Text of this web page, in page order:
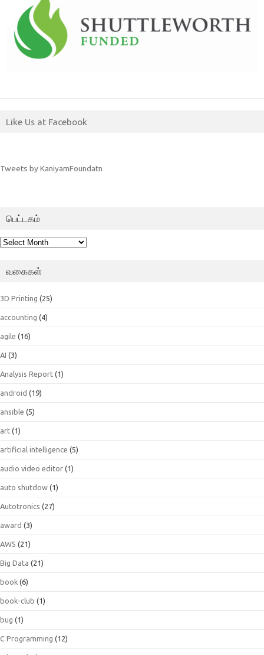
Like Us at Facebook
Tweets by KaniyamFoundatn
பெட்டகம்
பெட்டகம்
வகைகள்
3D Printing (25)
accounting (4)
agile (16)
AI (3)
Analysis Report (1)
android (19)
ansible (5)
art (1)
artificial intelligence (5)
audio video editor (1)
auto shutdow (1)
Autotronics (27)
award (3)
AWS (21)
Big Data (21)
book (6)
book-club (1)
bug (1)
C Programming (12)